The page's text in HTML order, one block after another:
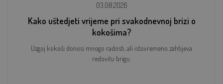
03.08.2026
Kako uštedjeti vrijeme pri svakodnevnoj brizi o
kokošima?
Uzgoj kokoši donosi mnogo radosti, ali istovremeno zahtijeva
redovitu brigu.